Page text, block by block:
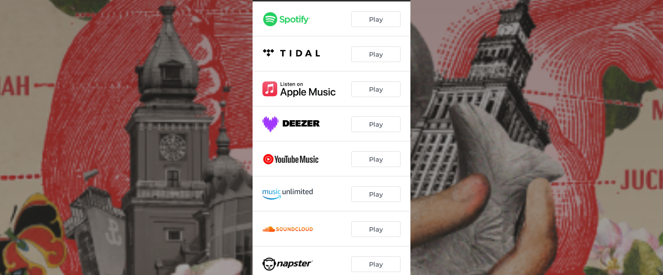
Światła miasta
Klus Mitroh 03:48
Płachta nieba 05:02
Trwaj chwilo, trwaj 03:47
Mówię ci, że 03:36
Play
Play
Play
Play
Play
Play
Play
Play